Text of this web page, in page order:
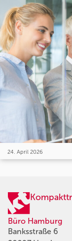
24. April 2026
Büro Hamburg
Banksstraße 6